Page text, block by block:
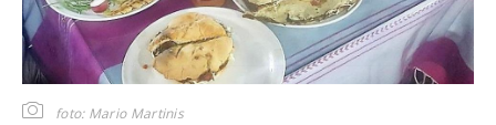
foto: Mario Martinis